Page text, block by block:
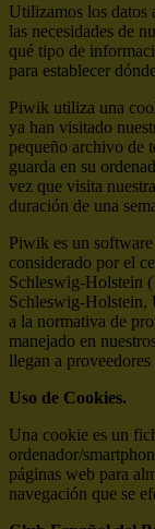
Utilizamos los datos
las necesidades de
qué tipo de
para establecer
Piwik utiliza una
ya han visitado
pequeño archivo de
guarda en su
vez que visita
duración de una
Piwik es un
considerado por el
Schleswig-Holstein
Schleswig-Holstein,
a la normativa de
manejado en
llegan a proveedores
Uso de Cookies.
Una cookie es un
ordenador/
páginas web para
navegación que se